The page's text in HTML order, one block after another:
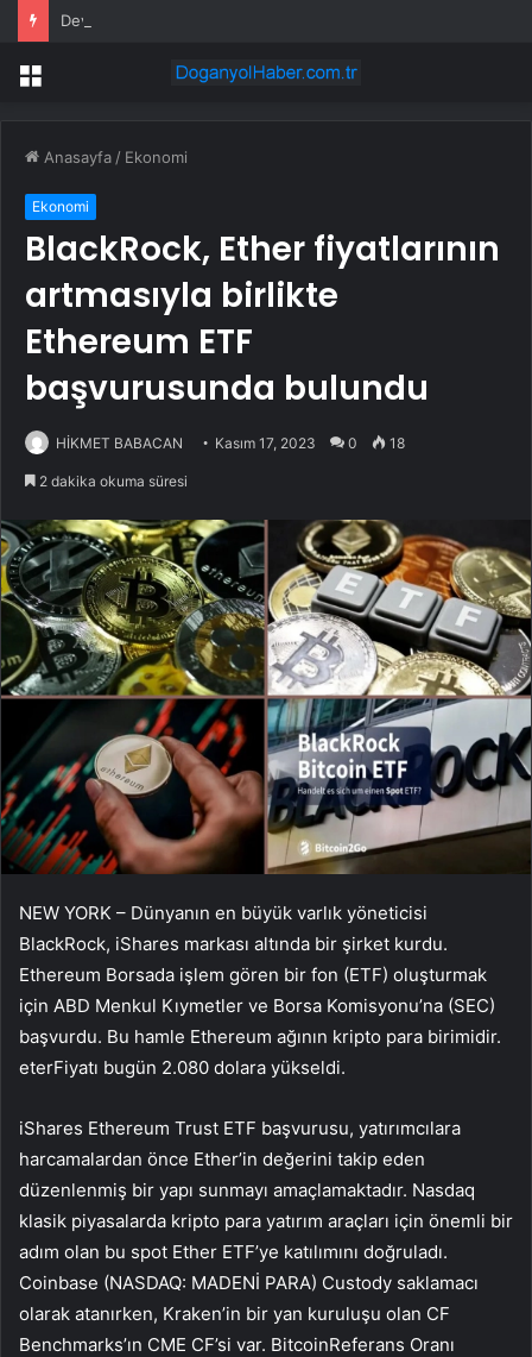
Menü
Anasayfa / Ekonomi
Ekonomi
BlackRock, Ether fiyatlarının
artmasıyla birlikte
Ethereum ETF
başvurusunda bulundu
HİKMET BABACAN Kasım 17, 2023 0 18
2 dakika okuma süresi
NEW YORK – Dünyanın en büyük varlık yöneticisi
BlackRock, iShares markası altında bir şirket kurdu.
Ethereum Borsada işlem gören bir fon (ETF) oluşturmak
için ABD Menkul Kıymetler ve Borsa Komisyonu’na (SEC)
başvurdu. Bu hamle Ethereum ağının kripto para birimidir.
eterFiyatı bugün 2.080 dolara yükseldi.
iShares Ethereum Trust ETF başvurusu, yatırımcılara
harcamalardan önce Ether’in değerini takip eden
düzenlenmiş bir yapı sunmayı amaçlamaktadır. Nasdaq
klasik piyasalarda kripto para yatırım araçları için önemli bir
adım olan bu spot Ether ETF’ye katılımını doğruladı.
Coinbase (NASDAQ: MADENİ PARA) Custody saklamacı
olarak atanırken, Kraken’in bir yan kuruluşu olan CF
Benchmarks’ın CME CF’si var. BitcoinReferans Oranı